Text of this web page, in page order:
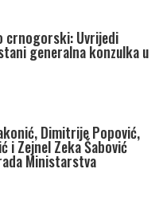
crnogorski: Uvrijedi
generalna konzulka u
Dimitrije Popović,
i Zejnel Zeka Šabović
Ministarstva